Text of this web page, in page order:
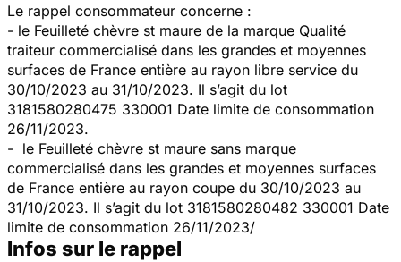
Le rappel consommateur concerne :
- le Feuilleté chèvre st maure de la marque Qualité
traiteur commercialisé dans les grandes et moyennes
surfaces de France entière au rayon libre service du
30/10/2023 au 31/10/2023. Il s’agit du lot
3181580280475 330001 Date limite de consommation
26/11/2023.
- le Feuilleté chèvre st maure sans marque
commercialisé dans les grandes et moyennes surfaces
de France entière au rayon coupe du 30/10/2023 au
31/10/2023. Il s’agit du lot 3181580280482 330001 Date
limite de consommation 26/11/2023/
Infos sur le rappel